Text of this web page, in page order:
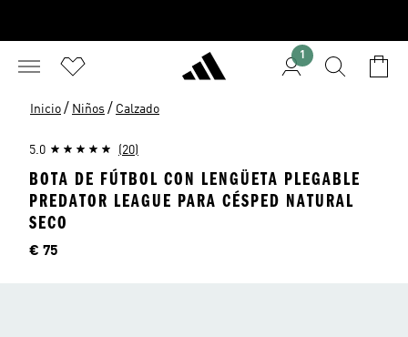
1
Inicio / Niños / Calzado
5.0 (20)
BOTA DE FÚTBOL CON LENGÜETA PLEGABLE
PREDATOR LEAGUE PARA CÉSPED NATURAL
SECO
Precio
€ 75